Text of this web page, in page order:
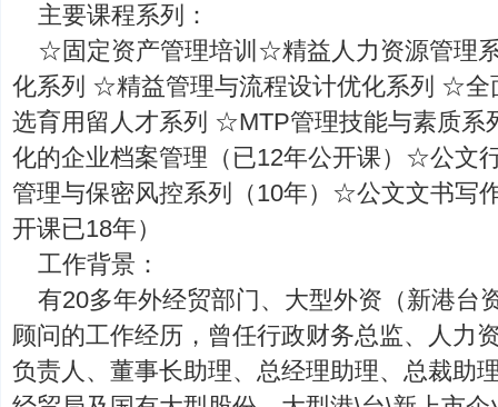
主要课程系列：
☆固定资产管理培训☆精益人力资源管理
化系列 ☆精益管理与流程设计优化系列 ☆
选育用留人才系列 ☆MTP管理技能与素质
化的企业档案管理（已12年公开课）☆公文
管理与保密风控系列（10年）☆公文文书写
开课已18年）
工作背景：
有20多年外经贸部门、大型外资（新港台
顾问的工作经历，曾任行政财务总监、人力
负责人、董事长助理、总经理助理、总裁助